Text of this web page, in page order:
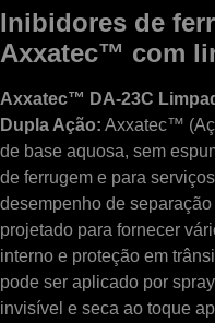
Inibidores de
Axxatec™ com
Axxatec™ DA-23C
Dupla Ação: Axxatec™
de base aquosa, sem
de ferrugem e para
desempenho de
projetado para fornecer
interno e proteção em
pode ser aplicado por
invisível e seca ao toque